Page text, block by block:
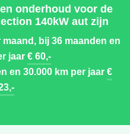
onderhoud voor de
140kW aut zijn
maand, bij 36 maanden en
jaar€ 60,-
en 30.000 km per jaar€